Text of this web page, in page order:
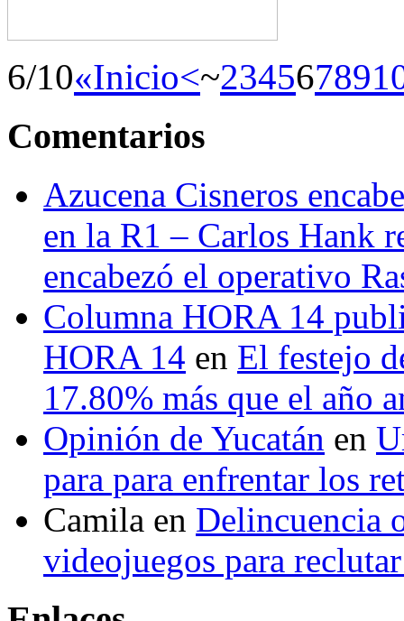
6/10«Inicio<~23456789
Comentarios
Azucena Cisneros
en la R1 – Carlos Hank
encabezó el operativo
Columna HORA 14
HORA 14 en El festejo
17.80% más que el año
Opinión de Yucatán en
para para enfrentar los
Camila en Delincuencia
videojuegos para